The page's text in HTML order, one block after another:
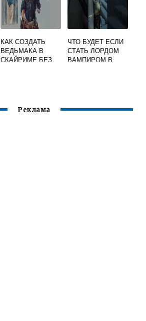
КАК СОЗДАТЬ
ВЕДЬМАКА В
СКАЙРИМЕ БЕЗ
ЧТО БУДЕТ ЕСЛИ
СТАТЬ ЛОРДОМ
ВАМПИРОМ В
Реклама